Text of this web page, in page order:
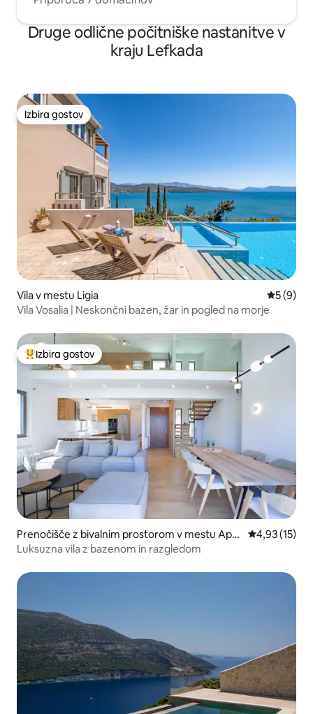
Druge odlične počitniške nastanitve v
kraju Lefkada
Izbira gostov
Izbira gostov
Vila v mestu Ligia
5 (9)
Vila Vosalia | Neskončni bazen, žar in pogled na morje
Najbolj priljubljena prenočišča z značko »Izbira gostov«
Izbira gostov
Prenočišče z bivalnim prostorom v mestu Apol
pena
Povprečna
4,93 (15)
Luksuzna vila z bazenom in razgledom